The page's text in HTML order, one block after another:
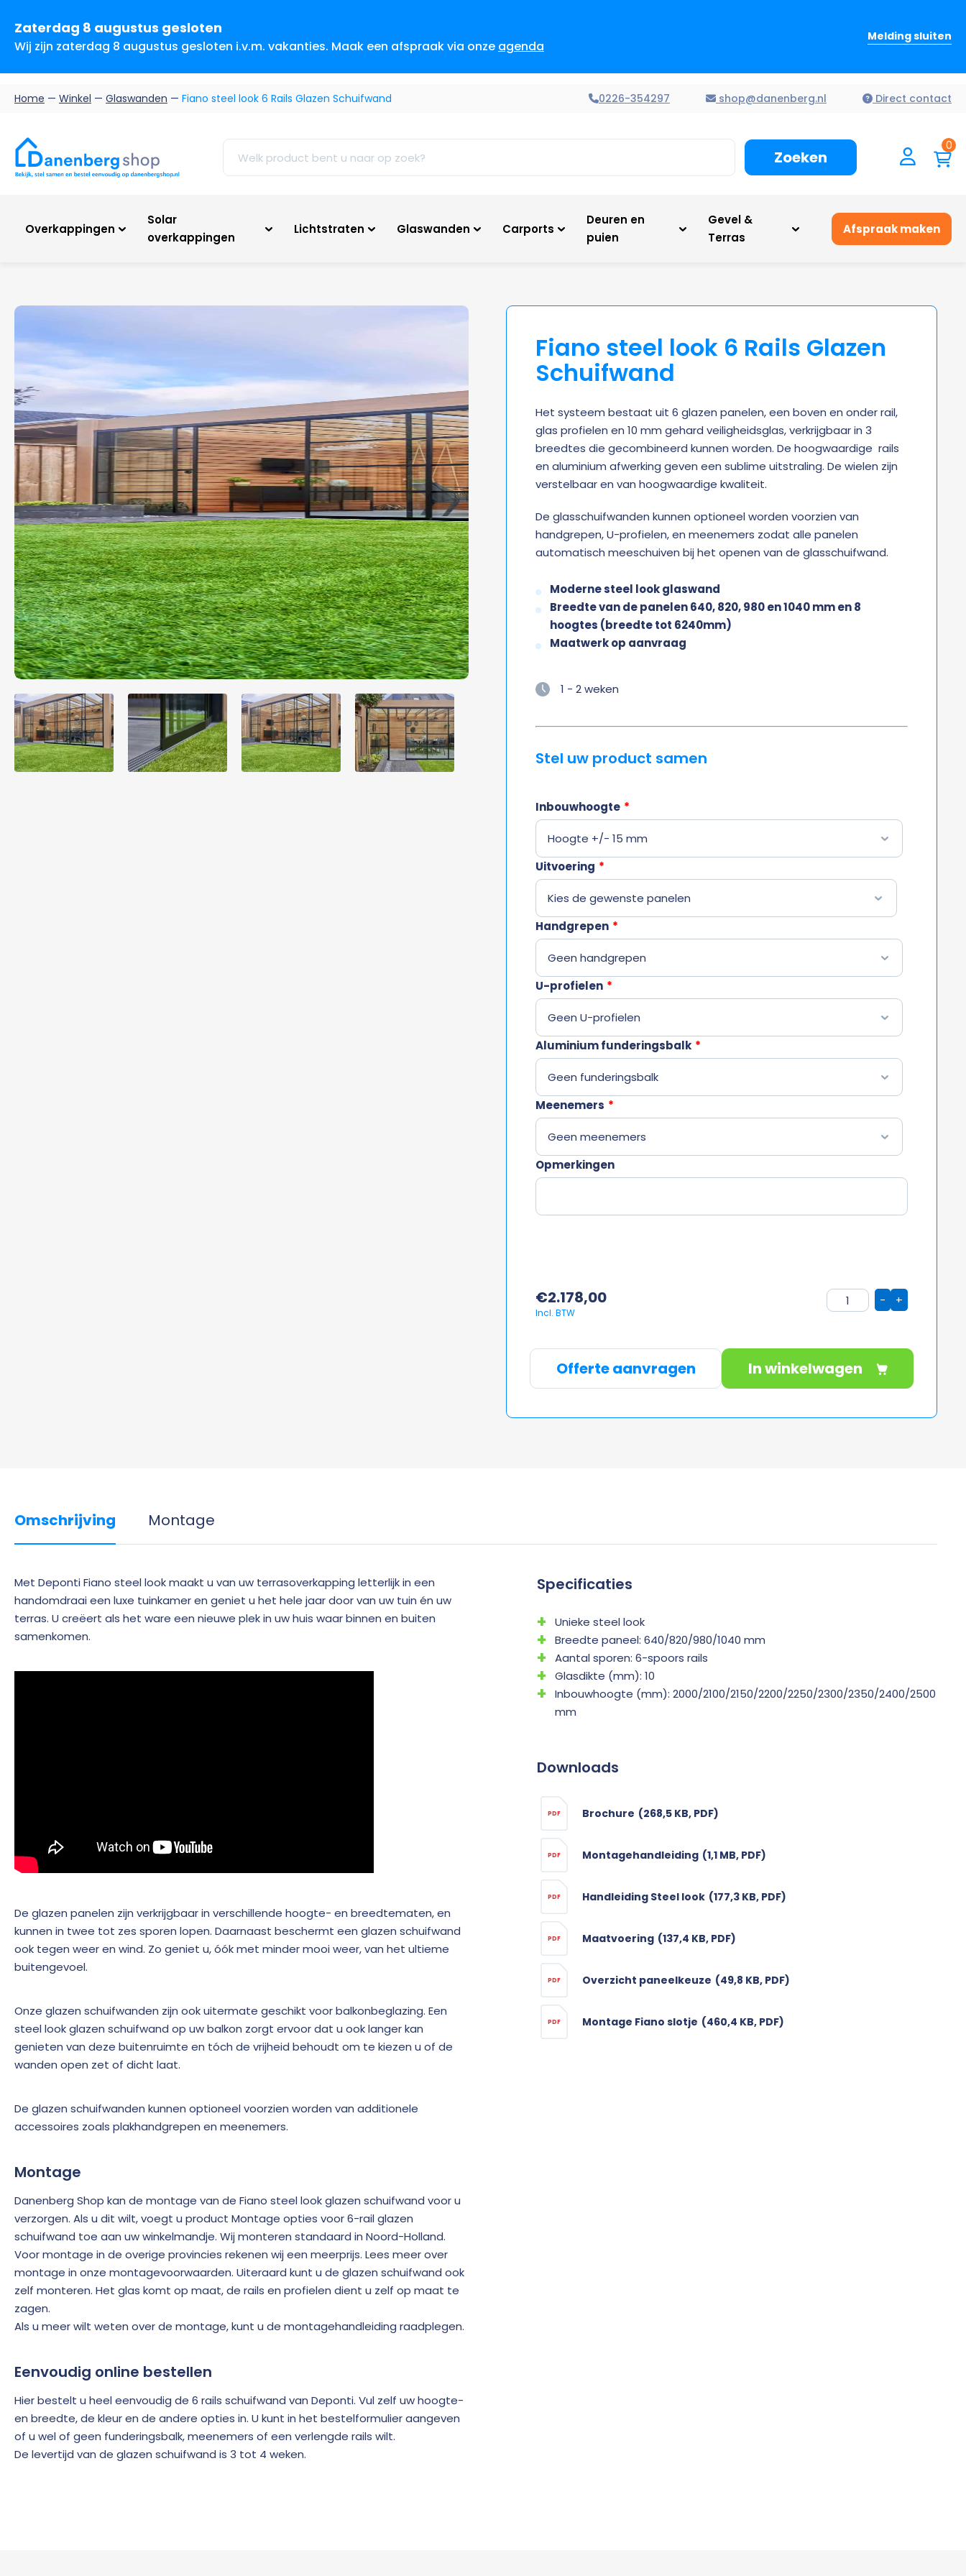
Zaterdag 8 augustus gesloten
Wij zijn zaterdag 8 augustus gesloten i.v.m. vakanties. Maak een afspraak via onze agenda
Melding sluiten
Home — Winkel — Glaswanden — Fiano steel look 6 Rails Glazen Schuifwand 0226-354297 shop@danenberg.nl Direct contact
Zoeken
0
Overkappingen
Solar
overkappingen
Lichtstraten Glaswanden Carports
Deuren en
puien
Gevel &
Terras
Afspraak maken
Fiano steel look 6 Rails Glazen
Schuifwand
Het systeem bestaat uit 6 glazen panelen, een boven en onder rail,
glas profielen en 10 mm gehard veiligheidsglas, verkrijgbaar in 3
breedtes die gecombineerd kunnen worden. De hoogwaardige rails
en aluminium afwerking geven een sublime uitstraling. De wielen zijn
verstelbaar en van hoogwaardige kwaliteit.
De glasschuifwanden kunnen optioneel worden voorzien van
handgrepen, U-profielen, en meenemers zodat alle panelen
automatisch meeschuiven bij het openen van de glasschuifwand.
Moderne steel look glaswand
Breedte van de panelen 640, 820, 980 en 1040 mm en 8
hoogtes (breedte tot 6240mm)
Maatwerk op aanvraag
1 - 2 weken
Stel uw product samen
*
Inbouwhoogte
*
Uitvoering
*
Handgrepen
*
U-profielen
*
Aluminium funderingsbalk
*
Meenemers
Opmerkingen
€2.178,00 +
-
Offerte aanvragen In winkelwagen
Omschrijving Montage
Met Deponti Fiano steel look maakt u van uw terrasoverkapping letterlijk in een
handomdraai een luxe tuinkamer en geniet u het hele jaar door van uw tuin én uw
terras. U creëert als het ware een nieuwe plek in uw huis waar binnen en buiten
samenkomen.
De glazen panelen zijn verkrijgbaar in verschillende hoogte- en breedtematen, en
kunnen in twee tot zes sporen lopen. Daarnaast beschermt een glazen schuifwand
ook tegen weer en wind. Zo geniet u, óók met minder mooi weer, van het ultieme
buitengevoel.
Onze glazen schuifwanden zijn ook uitermate geschikt voor balkonbeglazing. Een
steel look glazen schuifwand op uw balkon zorgt ervoor dat u ook langer kan
genieten van deze buitenruimte en tóch de vrijheid behoudt om te kiezen u of de
wanden open zet of dicht laat.
De glazen schuifwanden kunnen optioneel voorzien worden van additionele
accessoires zoals plakhandgrepen en meenemers.
Montage
Danenberg Shop kan de montage van de Fiano steel look glazen schuifwand voor u
verzorgen. Als u dit wilt, voegt u product Montage opties voor 6-rail glazen
schuifwand toe aan uw winkelmandje. Wij monteren standaard in Noord-Holland.
Voor montage in de overige provincies rekenen wij een meerprijs. Lees meer over
montage in onze montagevoorwaarden. Uiteraard kunt u de glazen schuifwand ook
zelf monteren. Het glas komt op maat, de rails en profielen dient u zelf op maat te
zagen.
Als u meer wilt weten over de montage, kunt u de montagehandleiding raadplegen.
Eenvoudig online bestellen
Hier bestelt u heel eenvoudig de 6 rails schuifwand van Deponti. Vul zelf uw hoogte-
en breedte, de kleur en de andere opties in. U kunt in het bestelformulier aangeven
of u wel of geen funderingsbalk, meenemers of een verlengde rails wilt.
De levertijd van de glazen schuifwand is 3 tot 4 weken.
Specificaties
Unieke steel look
Breedte paneel: 640/820/980/1040 mm
Aantal sporen: 6-spoors rails
Glasdikte (mm): 10
Inbouwhoogte (mm): 2000/2100/2150/2200/2250/2300/2350/2400/2500
mm
Downloads
PDF Brochure (268,5 KB, PDF)
PDF Montagehandleiding (1,1 MB, PDF)
PDF Handleiding Steel look (177,3 KB, PDF)
PDF Maatvoering (137,4 KB, PDF)
PDF Overzicht paneelkeuze (49,8 KB, PDF)
PDF Montage Fiano slotje (460,4 KB, PDF)